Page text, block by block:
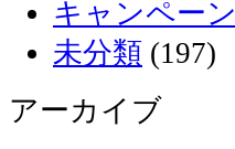
キャンペーン
未分類 (197)
アーカイブ